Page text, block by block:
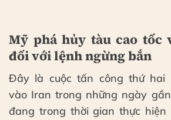
Mỹ phá hủy tàu cao tốc
đối với lệnh ngừng bắn
Đây là cuộc tấn công thứ hai
vào Iran trong những ngày
đang trong thời gian thực hiện